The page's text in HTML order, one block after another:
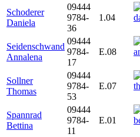
Schoderer
Daniela
09444
9784-
36
1.04
Seidenschwand
Annalena
09444
9784-
17
E.08
Sollner
Thomas
09444
9784-
53
E.07
Spannrad
Bettina
09444
9784-
11
E.01